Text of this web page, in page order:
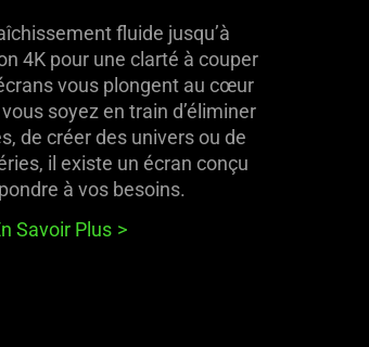
fluide jusqu’à
4K pour une clarté à couper
vous plongent au cœur
soyez en train d’éliminer
de créer des univers ou de
il existe un écran conçu
à vos besoins.
Savoir Plus